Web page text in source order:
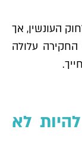
כוזבת היא עבירה לפי סעיף 243 לחוק העונשין, אך
עלולה
לא